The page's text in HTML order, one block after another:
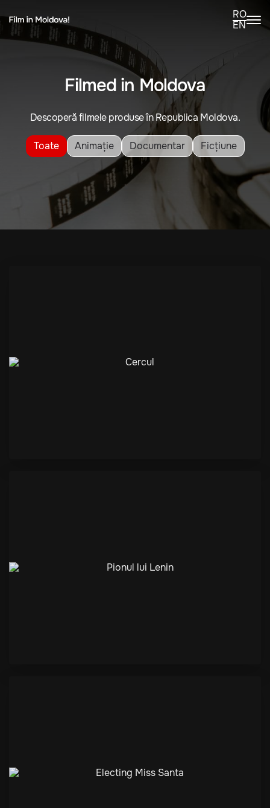
RO
EN
Filmed in Moldova
Descoperă filmele produse în Republica Moldova.
Toate Animație Documentar Ficțiune